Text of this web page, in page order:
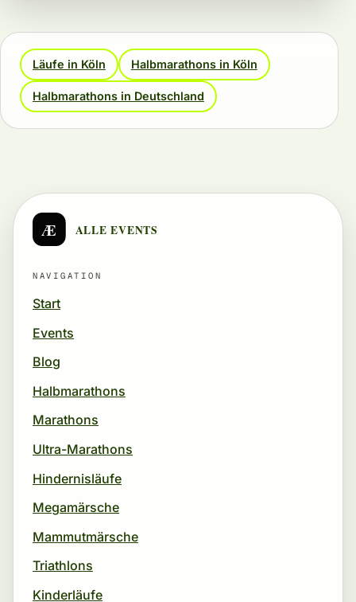
Läufe in Köln Halbmarathons in Köln
Halbmarathons in Deutschland
Æ ALLE EVENTS
NAVIGATION
Start
Events
Blog
Halbmarathons
Marathons
Ultra-Marathons
Hindernisläufe
Megamärsche
Mammutmärsche
Triathlons
Kinderläufe